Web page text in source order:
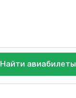
Найти авиабилеты